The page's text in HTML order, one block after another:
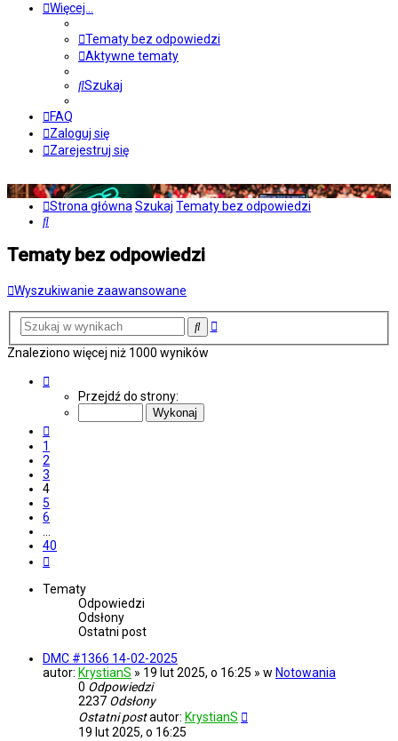
Więcej…
Tematy bez odpowiedzi
Aktywne tematy
Szukaj
FAQ
Zaloguj się
Zarejestruj się
Strona główna Szukaj Tematy bez odpowiedzi
Szukaj
Tematy bez odpowiedzi
Wyszukiwanie zaawansowane
SzukajWyszukiwanie
Znaleziono więcej niż 1000 wyników
Przejdź do strony:
1
2
3
4
5
6
…
40
Tematy
Odpowiedzi
Odsłony
Ostatni post
DMC #1366 14-02-2025
autor: KrystianS » 19 lut 2025, o 16:25 » w Notowania
0 Odpowiedzi
2237 Odsłony
Ostatni postautor: KrystianS
19 lut 2025, o 16:25